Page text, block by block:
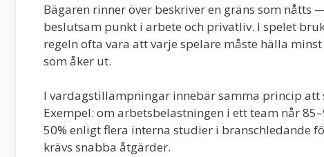
Bägaren rinner över beskriver en gräns som
beslutsam punkt i arbete och privatliv. I spelet
regeln ofta vara att varje spelare måste hälla
som åker ut.
I vardagstillämpningar innebär samma princip att
Exempel: om arbetsbelastningen i ett team når
50% enligt flera interna studier i branschledande
krävs snabba åtgärder.